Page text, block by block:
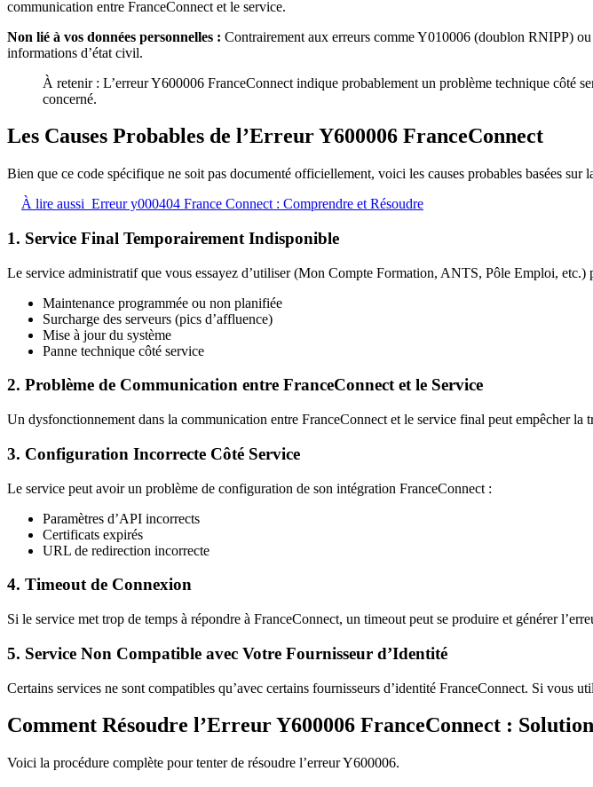
communication entre FranceConnect et le service.
Non lié à vos données personnelles : Contrairement aux erreurs comme Y010006 (doublon RNIPP)
informations d’état civil.
À retenir : L’erreur Y600006 FranceConnect indique probablement un problème technique côté
concerné.
Les Causes Probables de l’Erreur Y600006 FranceConnect
Bien que ce code spécifique ne soit pas documenté officiellement, voici les causes probables basées sur
À lire aussi Erreur y000404 France Connect : Comprendre et Résoudre
1. Service Final Temporairement Indisponible
Le service administratif que vous essayez d’utiliser (Mon Compte Formation, ANTS, Pôle Emploi, etc.)
Maintenance programmée ou non planifiée
Surcharge des serveurs (pics d’affluence)
Mise à jour du système
Panne technique côté service
2. Problème de Communication entre FranceConnect et le Service
Un dysfonctionnement dans la communication entre FranceConnect et le service final peut empêcher la
3. Configuration Incorrecte Côté Service
Le service peut avoir un problème de configuration de son intégration FranceConnect :
Paramètres d’API incorrects
Certificats expirés
URL de redirection incorrecte
4. Timeout de Connexion
Si le service met trop de temps à répondre à FranceConnect, un timeout peut se produire et générer
5. Service Non Compatible avec Votre Fournisseur d’Identité
Certains services ne sont compatibles qu’avec certains fournisseurs d’identité FranceConnect. Si vous
Comment Résoudre l’Erreur Y600006 FranceConnect :
Voici la procédure complète pour tenter de résoudre l’erreur Y600006.